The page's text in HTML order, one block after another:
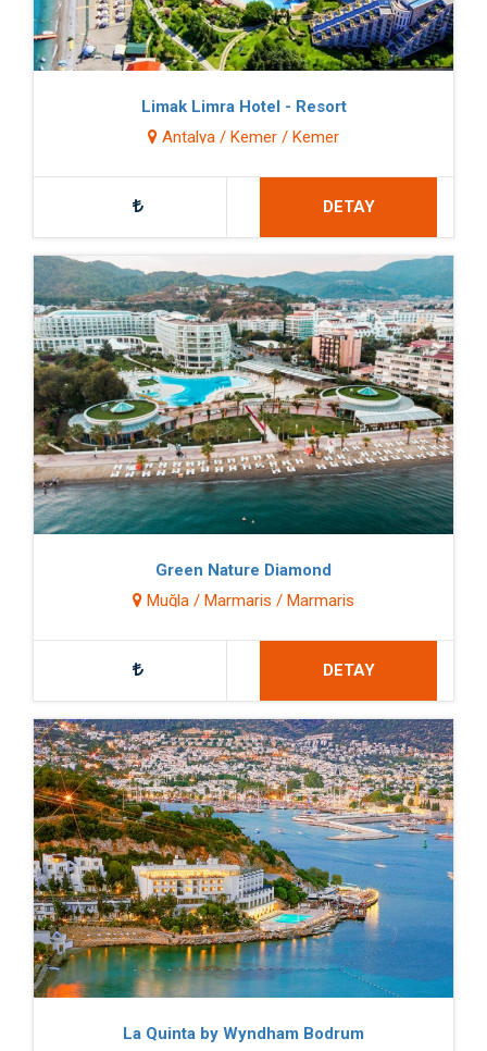
Limak Limra Hotel - Resort
Antalya / Kemer / Kemer
DETAY
Green Nature Diamond
Muğla / Marmaris / Marmaris
DETAY
La Quinta by Wyndham Bodrum